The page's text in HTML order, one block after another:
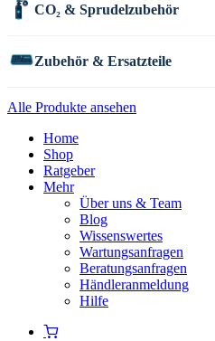
CO₂ & Sprudelzubehör
Zubehör & Ersatzteile
Alle Produkte ansehen
Home
Shop
Ratgeber
Mehr
Über uns & Team
Blog
Wissenswertes
Wartungsanfragen
Beratungsanfragen
Händleranmeldung
Hilfe